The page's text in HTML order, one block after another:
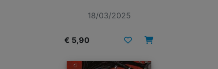
18/03/2025
€ 5,90